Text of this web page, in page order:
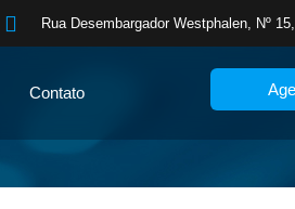
Rua Desembargador Westphalen, Nº
Contato